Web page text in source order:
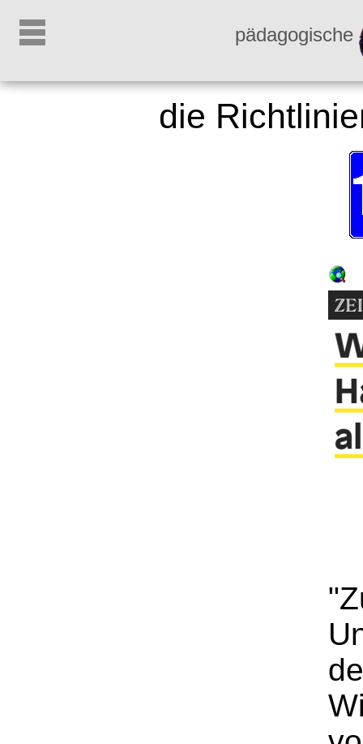
pädagogische